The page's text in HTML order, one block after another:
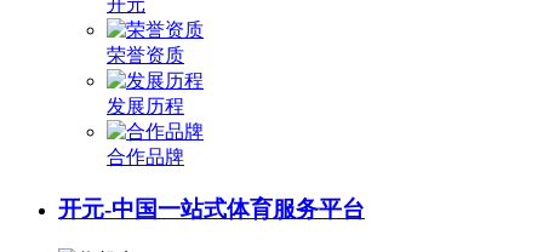
开元
荣誉资质
发展历程
合作品牌
开元-中国一站式体育服务平台